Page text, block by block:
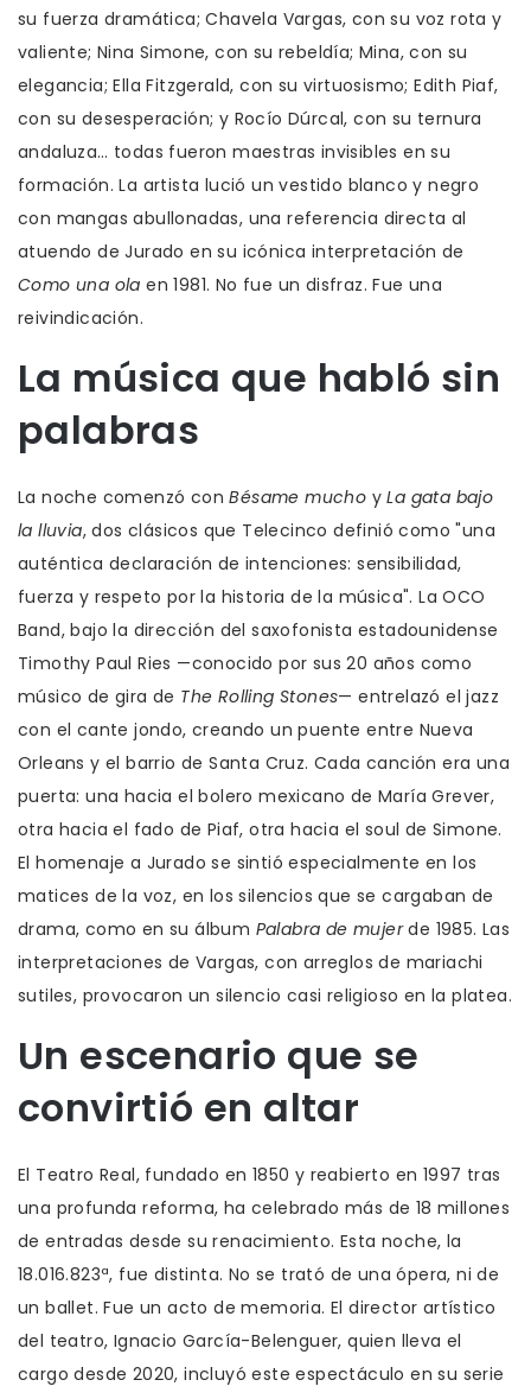
su fuerza dramática; Chavela Vargas, con su voz rota y
valiente; Nina Simone, con su rebeldía; Mina, con su
elegancia; Ella Fitzgerald, con su virtuosismo; Edith Piaf,
con su desesperación; y Rocío Dúrcal, con su ternura
andaluza… todas fueron maestras invisibles en su
formación. La artista lució un vestido blanco y negro
con mangas abullonadas, una referencia directa al
atuendo de Jurado en su icónica interpretación de
Como una ola en 1981. No fue un disfraz. Fue una
reivindicación.
La música que habló sin
palabras
La noche comenzó conBésame mucho yLa gata bajo
la lluvia, dos clásicos que Telecinco definió como "una
auténtica declaración de intenciones: sensibilidad,
fuerza y respeto por la historia de la música". LaOCO
Band, bajo la dirección del saxofonista estadounidense
Timothy Paul Ries —conocido por sus 20 años como
músico de gira de The Rolling Stones— entrelazó el jazz
con el cante jondo, creando un puente entre Nueva
Orleans y el barrio de Santa Cruz. Cada canción era una
puerta: una hacia el bolero mexicano de María Grever,
otra hacia el fado de Piaf, otra hacia el soul de Simone.
El homenaje a Jurado se sintió especialmente en los
matices de la voz, en los silencios que se cargaban de
drama, como en su álbum Palabra de mujerde 1985. Las
interpretaciones de Vargas, con arreglos de mariachi
sutiles, provocaron un silencio casi religioso en la platea.
Un escenario que se
convirtió en altar
El Teatro Real, fundado en 1850 y reabierto en 1997 tras
una profunda reforma, ha celebrado más de 18 millones
de entradas desde su renacimiento. Esta noche, la
18.016.823ª, fue distinta. No se trató de una ópera, ni de
un ballet. Fue un acto de memoria. El director artístico
del teatro, Ignacio García-Belenguer, quien lleva el
cargo desde 2020, incluyó este espectáculo en su serie